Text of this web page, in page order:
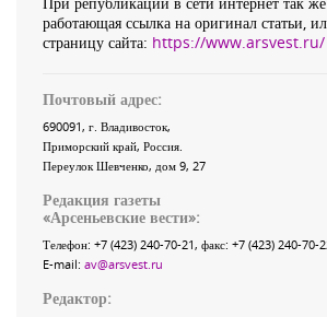
работающая ссылка на оригинал статьи,
страницу сайта: https://www.arsvest.ru/
Почтовый адрес:
690091, г. Владивосток,
Приморский край, Россия
Переулок Шевченко, дом 9, 27
Редакция газеты
«Арсеньевские вести»:
Телефон: +7 (423) 240-70-21, факс: +7 (423) 240-70-
E-mail: av@arsvest.ru
Редактор: